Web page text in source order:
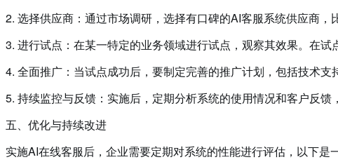
2. 选择供应商：通过市场调研，选择有口碑的AI客服系统供应商，
3. 进行试点：在某一特定的业务领域进行试点，观察其效果。在试
4. 全面推广：当试点成功后，要制定完善的推广计划，包括技术支
5. 持续监控与反馈：实施后，定期分析系统的使用情况和客户反馈
五、优化与持续改进
实施AI在线客服后，企业需要定期对系统的性能进行评估，以下是